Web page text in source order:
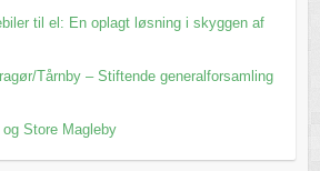
til el: En oplagt løsning i skyggen af
Tårnby – Stiftende generalforsamling
Store Magleby